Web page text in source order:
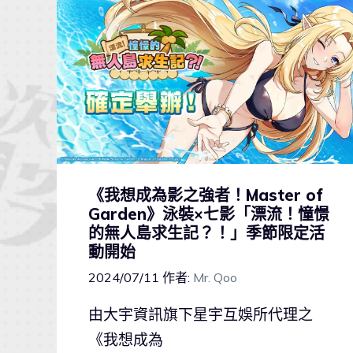
《我想成為影之強者！Master of
Garden》泳裝×七影「漂流！憧憬
的無人島求生記？！」季節限定活
動開始
2024/07/11 作者: Mr. Qoo
由大宇資訊旗下星宇互娛所代理之
《我想成為